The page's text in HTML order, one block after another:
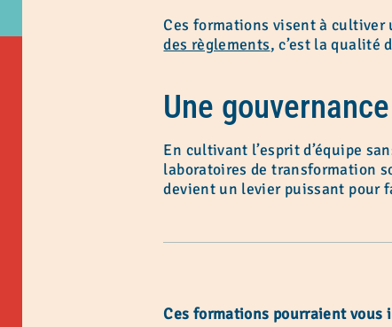
Ces formations visent à cultiver
des règlements, c’est la qualité
Une
En cultivant l’esprit d’équipe
laboratoires de transformation
devient un levier puissant pour
Ces formations pourraient vous